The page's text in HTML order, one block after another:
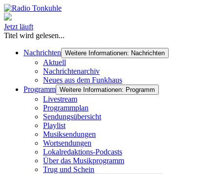
Jetzt läuft
Titel wird gelesen...
Nachrichten Weitere Informationen: Nachrichten
Aktuell
Nachrichtenarchiv
Neues aus dem Funkhaus
Programm Weitere Informationen: Programm
Livestream
Programmplan
Sendungsübersicht
Playlist
Musiksendungen
Wortsendungen
Lokalredaktions-Podcasts
Über das Musikprogramm
Trug und Schein